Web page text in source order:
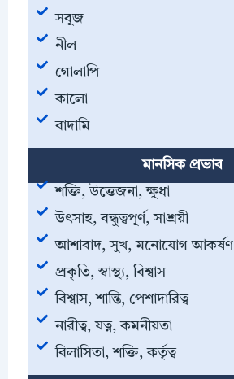
সবুজ
নীল
গোলাপি
কালো
বাদামি
মানসিক প্রভাব
শক্তি, উত্তেজনা, ক্ষুধা
উৎসাহ, বন্ধুত্বপূর্ণ, সাশ্রয়ী
আশাবাদ, সুখ, মনোযোগ আকর্ষণ
প্রকৃতি, স্বাস্থ্য, বিশ্বাস
বিশ্বাস, শান্তি, পেশাদারিত্ব
নারীত্ব, যত্ন, কমনীয়তা
বিলাসিতা, শক্তি, কর্তৃত্ব